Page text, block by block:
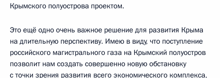
Крымского полуострова проектом.
Это ещё одно очень важное решение для развития Крыма
на длительную перспективу. Имею в виду, что поступление
российского магистрального газа на Крымский полуостров
позволит нам создать совершенно новую обстановку
с точки зрения развития всего экономического комплекса,